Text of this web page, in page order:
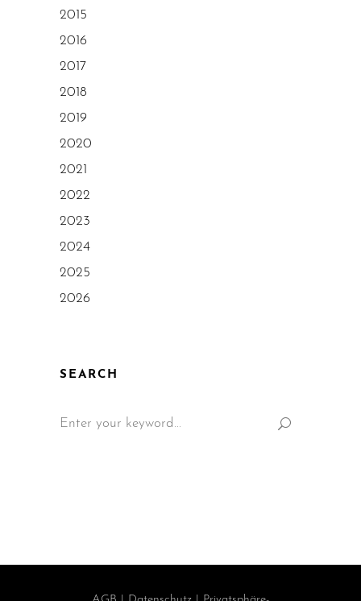
2015
2016
2017
2018
2019
2020
2021
2022
2023
2024
2025
2026
SEARCH